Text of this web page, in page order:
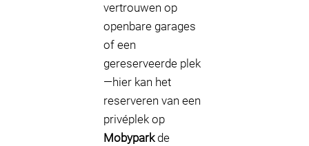
vertrouwen op
openbare garages
of een
gereserveerde plek
—hier kan het
reserveren van een
privéplek op
Mobyparkde